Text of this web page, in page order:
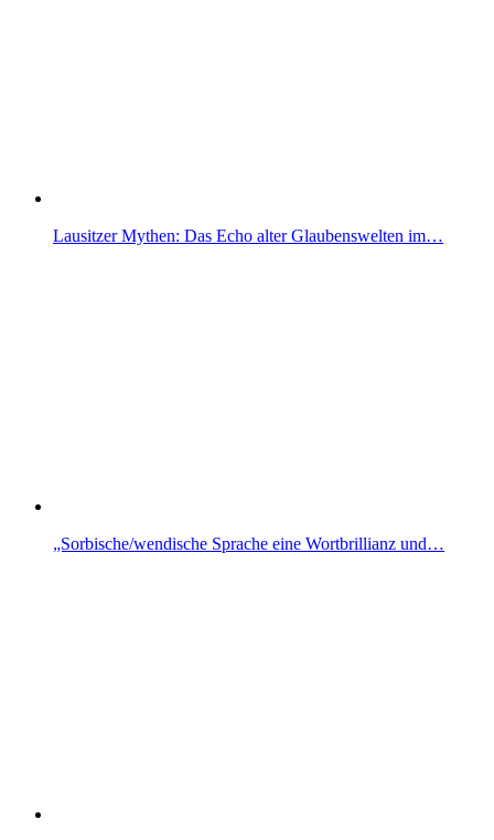
Lausitzer Mythen: Das Echo alter Glaubenswelten im…
„Sorbische/wendische Sprache eine Wortbrillianz und…